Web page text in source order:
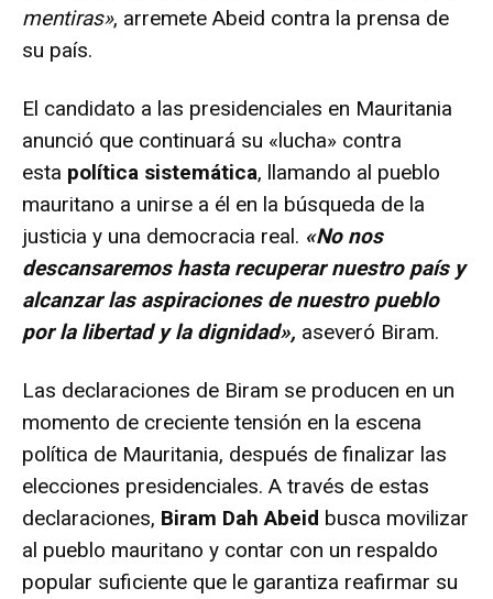
mentiras», arremete Abeid contra la prensa de
su país.
El candidato a las presidenciales en Mauritania
anunció que continuará su «lucha» contra
esta política sistemática, llamando al pueblo
mauritano a unirse a él en la búsqueda de la
justicia y una democracia real. «No nos
descansaremos hasta recuperar nuestro país y
alcanzar las aspiraciones de nuestro pueblo
por la libertad y la dignidad», aseveró Biram.
Las declaraciones de Biram se producen en un
momento de creciente tensión en la escena
política de Mauritania, después de finalizar las
elecciones presidenciales. A través de estas
declaraciones, Biram Dah Abeid busca movilizar
al pueblo mauritano y contar con un respaldo
popular suficiente que le garantiza reafirmar su